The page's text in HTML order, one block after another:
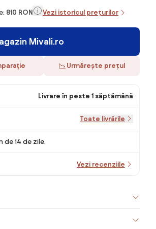
810 RON Vezi istoricul prețurilor
Mivali.ro
Urmărește prețul
Livrare în peste 1 săptămână
Toate livrările
14 de zile.
Vezi recenziile